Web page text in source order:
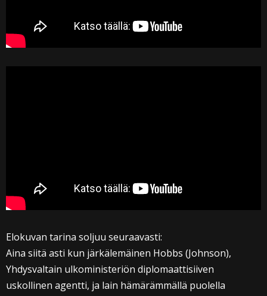
Elokuvan tarina soljuu seuraavasti:
Aina siitä asti kun järkälemäinen Hobbs (Johnson),
Yhdysvaltain ulkoministeriön diplomaattisiiven
uskollinen agentti, ja lain hämärämmällä puolella